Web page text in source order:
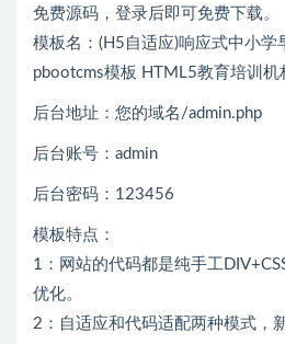
免费源码，登录后即可免费下载。
模板名：(H5自适应)响应式中小学
pbootcms模板 HTML5教育培训机
后台地址：您的域名/admin.php
后台账号：admin
后台密码：123456
模板特点：
1：网站的代码都是纯手工
优化。
2：自适应和代码适配两种模式，